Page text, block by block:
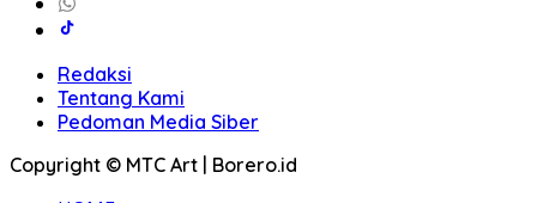
Redaksi
Tentang Kami
Pedoman Media Siber
Copyright © MTC Art | Borero.id